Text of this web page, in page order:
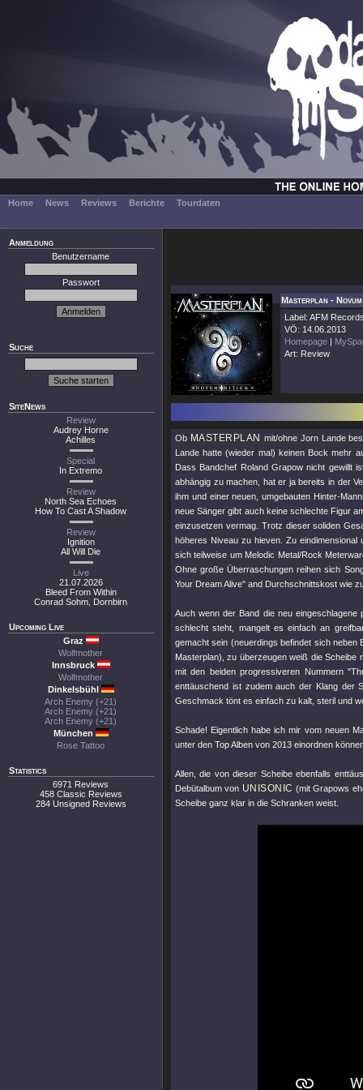
Home News Reviews Berichte Tourdaten
Anmeldung
Benutzername
Passwort
Suche
SiteNews
Review
Audrey Horne
Achilles
Special
In Extremo
Review
North Sea Echoes
How To Cast A Shadow
Review
Ignition
All Will Die
Live
21.07.2026
Bleed From Within
Conrad Sohm, Dornbirn
Upcoming Live
Graz
Wolfmother
Innsbruck
Wolfmother
Dinkelsbühl
Arch Enemy (+21)
Arch Enemy (+21)
Arch Enemy (+21)
München
Rose Tattoo
Statistics
6971 Reviews
458 Classic Reviews
284 Unsigned Reviews
Masterplan -
Label: AFM
VÖ: 14.06.2013
Homepage |
Art: Review
Ob MASTERPLAN mit/ohne Jorn Lande
Lande hatte (wieder mal) keinen Bock mehr
Dass Bandchef Roland Grapow nicht gewillt
abhängig zu machen, hat er ja bereits in der
ihm und einer neuen, umgebauten Hinter-
neue Sänger gibt auch keine schlechte Figur
einzusetzen vermag. Trotz dieser soliden
höheres Niveau zu hieven. Zu
sich teilweise um Melodic Metal/Rock
Ohne große Überraschungen reihen sich
Your Dream Alive" and Durchschnittskost wie
Auch wenn der Band die neu
schlecht steht, mangelt es einfach an
gemacht sein (neuerdings befindet sich
Masterplan), zu überzeugen weiß die Scheibe
mit den beiden progressiveren Nummern
enttäuschend ist zudem auch der Klang der
Geschmack tönt es einfach zu kalt, steril und
Schade! Eigentlich habe ich mir vom neuen
unter den Top Alben von 2013 einordnen
Allen, die von dieser Scheibe ebenfalls
Debütalbum von UNISONIC (mit Grapows
Scheibe ganz klar in die Schranken weist.